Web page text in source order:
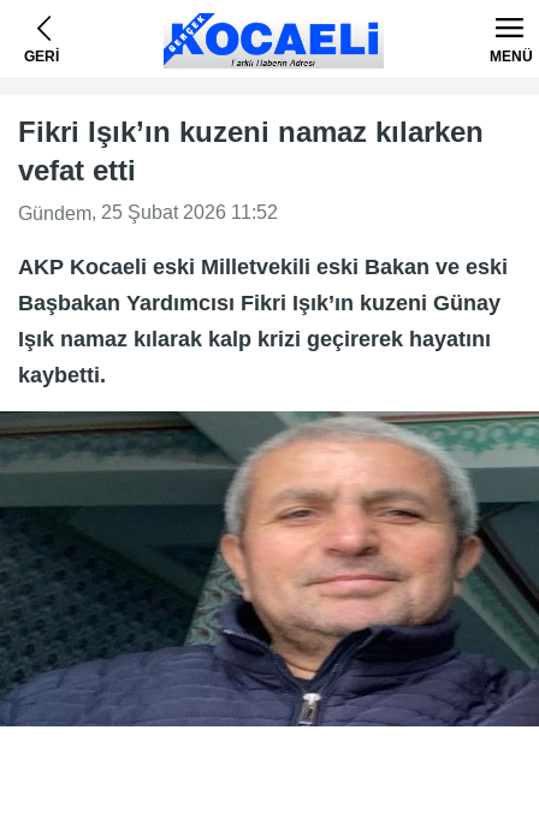
GERİ MENÜ
Fikri Işık’ın kuzeni namaz kılarken
vefat etti
Gündem, 25 Şubat 2026 11:52
AKP Kocaeli eski Milletvekili eski Bakan ve eski
Başbakan Yardımcısı Fikri Işık’ın kuzeni Günay
Işık namaz kılarak kalp krizi geçirerek hayatını
kaybetti.